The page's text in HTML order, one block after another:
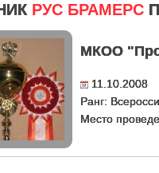
РУС БРАМЕРС
МКОО
11.10.2008
Ранг:
Место